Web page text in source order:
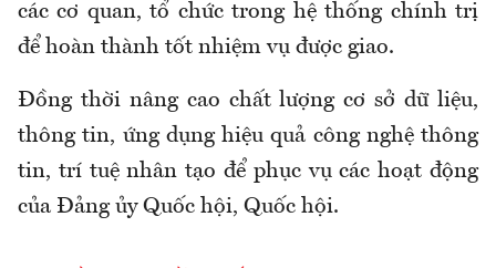
các cơ quan, tổ chức trong hệ thống chính trị
để hoàn thành tốt nhiệm vụ được giao.
Đồng thời nâng cao chất lượng cơ sở dữ liệu,
thông tin, ứng dụng hiệu quả công nghệ thông
tin, trí tuệ nhân tạo để phục vụ các hoạt động
của Đảng ủy Quốc hội, Quốc hội.